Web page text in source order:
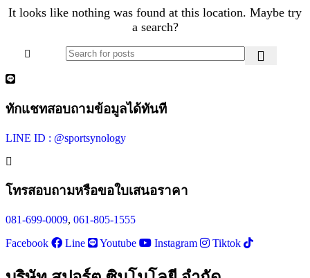
It looks like nothing was found at this location. Maybe try
a search?
ทักแชทสอบถามข้อมูลได้ทันที
LINE ID : @sportsynology
โทรสอบถามหรือขอใบเสนอราคา
081-699-0009, 061-805-1555
Facebook
Line Youtube Instagram Tiktok